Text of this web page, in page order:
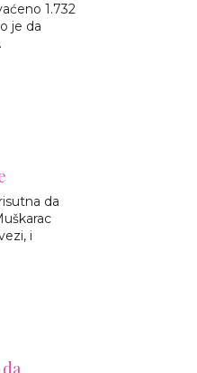
1.732
je da
da
i